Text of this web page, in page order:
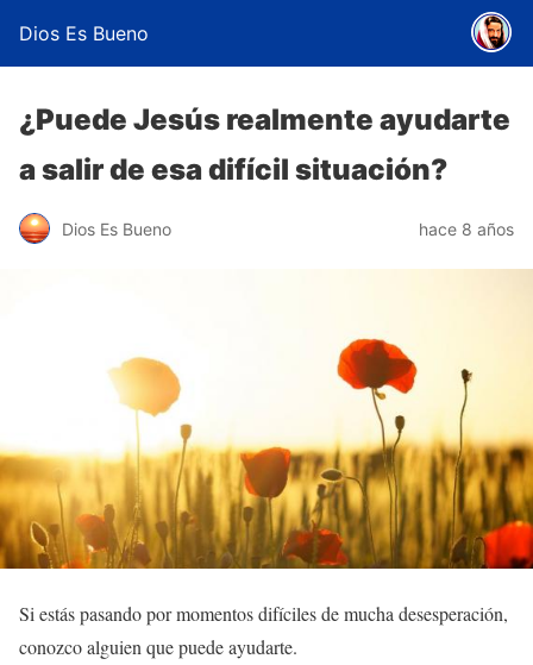
Dios Es Bueno
¿Puede Jesús realmente ayudarte
a salir de esa difícil situación?
Dios Es Bueno hace 8 años
Si estás pasando por momentos difíciles de mucha desesperación,
conozco alguien que puede ayudarte.